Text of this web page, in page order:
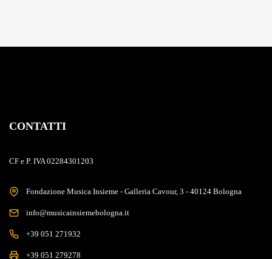
CONTATTI
CF e P. IVA 02284301203
Fondazione Musica Insieme - Galleria Cavour, 3 - 40124 Bologna
info@musicainsiemebologna.it
+39 051 271932
+39 051 279278